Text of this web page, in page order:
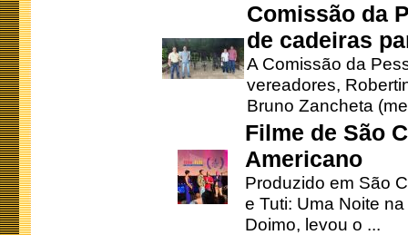
Comissão da
de cadeiras
A Comissão da
vereadores,
Bruno Zancheta
Filme de São
Americano
Produzido em São
e Tuti: Uma Noite
Doimo, levou o ...